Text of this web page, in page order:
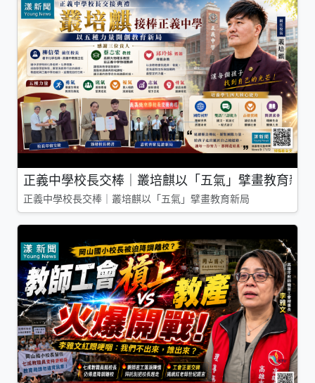
正義中學校長交棒｜叢培麒以「五氣」擘畫教育新局
正義中學校長交棒｜叢培麒以「五氣」擘畫教育新局